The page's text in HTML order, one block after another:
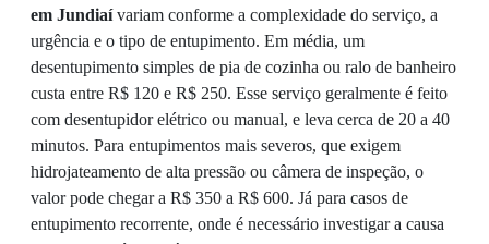
em Jundiaívariam conforme a complexidade do serviço, a
urgência e o tipo de entupimento. Em média, um
desentupimento simples de pia de cozinha ou ralo de banheiro
custa entre R$ 120 e R$ 250. Esse serviço geralmente é feito
com desentupidor elétrico ou manual, e leva cerca de 20 a 40
minutos. Para entupimentos mais severos, que exigem
hidrojateamento de alta pressão ou câmera de inspeção, o
valor pode chegar a R$ 350 a R$ 600. Já para casos de
entupimento recorrente, onde é necessário investigar a causa